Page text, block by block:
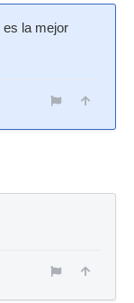
es la mejor